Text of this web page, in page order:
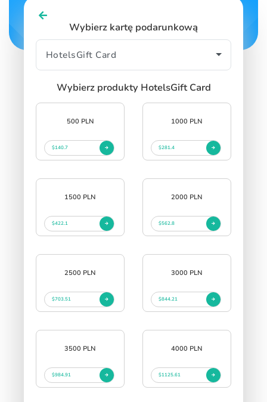
Wybierz kartę podarunkową
Wybierz produkty HotelsGift Card
500 PLN
$140.7
1000 PLN
$281.4
1500 PLN
$422.1
2000 PLN
$562.8
2500 PLN
$703.51
3000 PLN
$844.21
3500 PLN
$984.91
4000 PLN
$1125.61